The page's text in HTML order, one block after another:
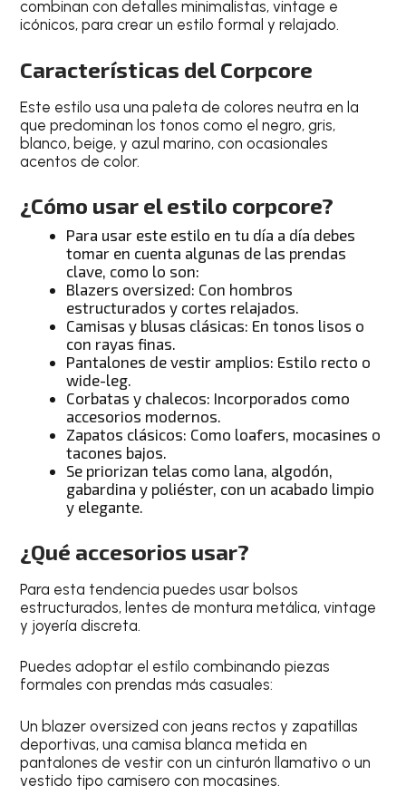
combinan con detalles minimalistas, vintage e
icónicos, para crear un estilo formal y relajado.
Características del Corpcore
Este estilo usa una paleta de colores neutra en la
que predominan los tonos como el negro, gris,
blanco, beige, y azul marino, con ocasionales
acentos de color.
¿Cómo usar el estilo corpcore?
Para usar este estilo en tu día a día debes
tomar en cuenta algunas de las prendas
clave, como lo son:
Blazers oversized: Con hombros
estructurados y cortes relajados.
Camisas y blusas clásicas: En tonos lisos o
con rayas finas.
Pantalones de vestir amplios: Estilo recto o
wide-leg.
Corbatas y chalecos: Incorporados como
accesorios modernos.
Zapatos clásicos: Como loafers, mocasines o
tacones bajos.
Se priorizan telas como lana, algodón,
gabardina y poliéster, con un acabado limpio
y elegante.
¿Qué accesorios usar?
Para esta tendencia puedes usar bolsos
estructurados, lentes de montura metálica, vintage
y joyería discreta.
Puedes adoptar el estilo combinando piezas
formales con prendas más casuales:
Un blazer oversized con jeans rectos y zapatillas
deportivas, una camisa blanca metida en
pantalones de vestir con un cinturón llamativo o un
vestido tipo camisero con mocasines.